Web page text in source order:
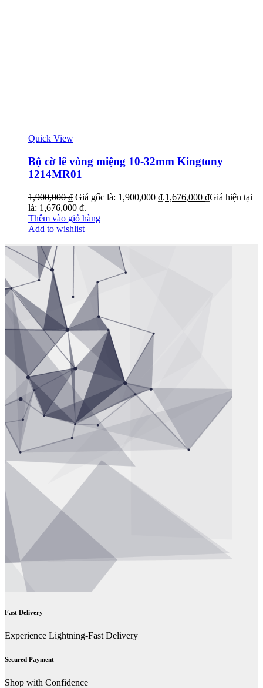
Quick View
Bộ cờ lê vòng miệng 10-32mm Kingtony
1214MR01
1,900,000₫ Giá gốc là: 1,900,000 ₫.1,676,000 ₫Giá hiện tại
là: 1,676,000 ₫.
Thêm vào giỏ hàng
Add to wishlist
Fast Delivery
Experience Lightning-Fast Delivery
Secured Payment
Shop with Confidence